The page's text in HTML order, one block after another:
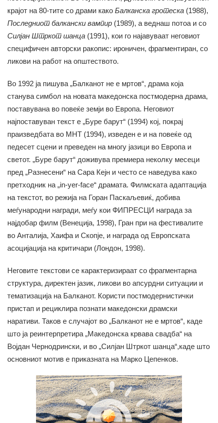
крајот на 80-тите со драми како Балканска гротеска (1988),
Последниот балкански вампир (1989), а веднаш потоа и со
Силјан Штркот шанца (1991), кои го најавуваат неговиот
специфичен авторски ракопис: ироничен, фрагментиран, со
ликови на работ на општеството.
Во 1992 ја пишува „Балканот не е мртов“, драма која
станува симбол на новата македонска постмодерна драма,
поставувана во повеќе земји во Европа. Неговиот
најпоставуван текст е „Буре барут“ (1994) кој, покрај
праизведбата во МНТ (1994), изведен е и на повеќе од
педесет сцени и преведен на многу јазици во Европа и
светот. „Буре барут“ доживува премиера неколку месеци
пред „Разнесени“ на Сара Кејн и често се наведува како
претходник на „in-yer-face“ драмата. Филмската адаптација
на текстот, во режија на Горан Паскаљевиќ, добива
меѓународни награди, меѓу кои ФИПРЕСЦИ награда за
најдобар филм (Венеција, 1998), Гран при на фестивалите
во Анталија, Хаифа и Скопје, и награда од Европската
асоцијација на критичари (Лондон, 1998).
Неговите текстови се карактеризираат со фрагментарна
структура, директен јазик, ликови во апсурдни ситуации и
тематизација на Балканот. Користи постмодернистички
пристап и рециклира познати македонски драмски
наративи. Таков е случајот во „Балканот не е мртов“, каде
што ја реинтерпретира „Македонска крвава свадба“ на
Војдан Чернодрински, и во „Силјан Штркот шанца“,каде што
основниот мотив е приказната на Марко Цепенков.